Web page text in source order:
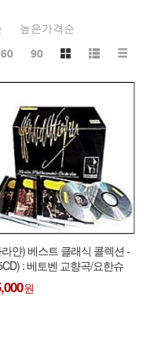
높은가격순
60 90
얀) 베스트 클래식 콜렉션 -
: 베토벤 교향곡/요한슈
우스/모차르트/슈베르트 ...